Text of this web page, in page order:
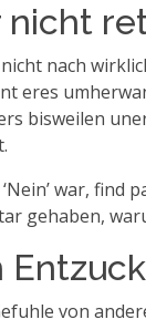
nicht
nach
eres
bisweilen
war,
gehaben,
von